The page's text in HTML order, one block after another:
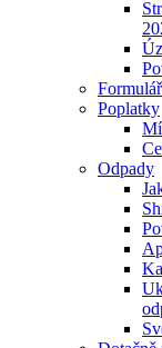
Poplatky
Odpady